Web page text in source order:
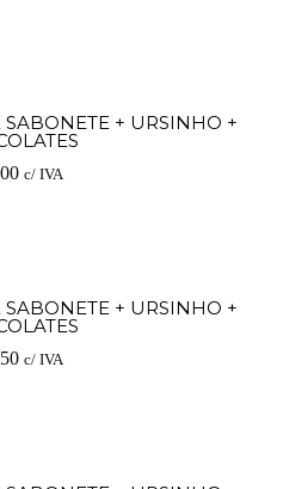
+ URSINHO +
c/ IVA
+ URSINHO +
c/ IVA